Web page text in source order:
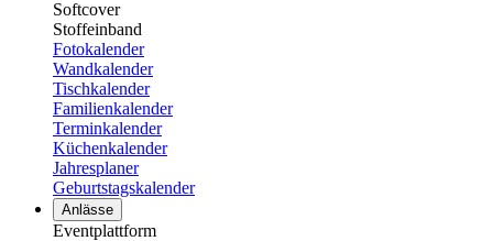
Softcover
Stoffeinband
Fotokalender
Wandkalender
Tischkalender
Familienkalender
Terminkalender
Küchenkalender
Jahresplaner
Geburtstagskalender
Anlässe
Eventplattform